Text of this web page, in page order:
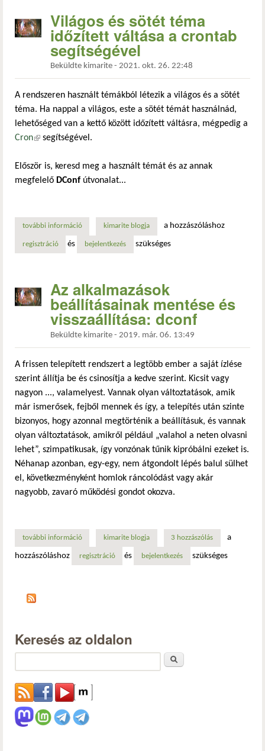
Világos és sötét téma
időzített váltása a crontab
segítségével
Beküldte kimarite - 2021. okt. 26. 22:48
A rendszeren használt témákból létezik a világos és a sötét
téma. Ha nappal a világos, este a sötét témát használnád,
lehetőséged van a kettő között időzített váltásra, mégpedig a
Cron(külső hivatkozás)
segítségével.
Először is, keresd meg a használt témát és az annak
megfelelő DConf útvonalat...
további információvilágos és sötét téma időzített váltása a crontab
kimarite blogja a hozzászóláshoz
regisztráció és bejelentkezés szükséges
Az alkalmazások
beállításainak mentése és
visszaállítása: dconf
Beküldte kimarite - 2019. már. 06. 13:49
A frissen telepített rendszert a legtöbb ember a saját ízlése
szerint állítja be és csinosítja a kedve szerint. Kicsit vagy
nagyon ..., valamelyest. Vannak olyan változtatások, amik
már ismerősek, fejből mennek és így, a telepítés után szinte
bizonyos, hogy azonnal megtörténik a beállításuk, és vannak
olyan változtatások, amikről például „valahol a neten olvasni
lehet”, szimpatikusak, így vonzónak tűnik kipróbálni ezeket is.
Néhanap azonban, egy-egy, nem átgondolt lépés balul sülhet
el, következményként homlok ráncolódást vagy akár
nagyobb, zavaró működési gondot okozva.
további információaz alkalmazások beállításainak mentése és visszaállítása:
kimarite blogja 3 hozzászólás a
hozzászóláshoz regisztráció és bejelentkezés szükséges
Keresés az oldalon